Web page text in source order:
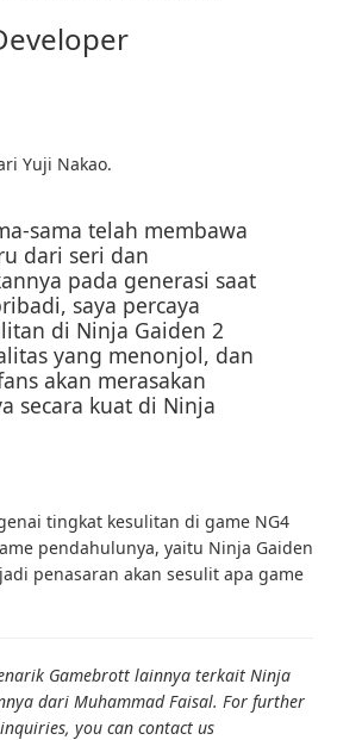
Yuji Nakao.
sama telah membawa
dari seri dan
pada generasi saat
saya percaya
di Ninja Gaiden 2
yang menonjol, dan
akan merasakan
secara kuat di Ninja
tingkat kesulitan di game NG4
pendahulunya, yaitu Ninja Gaiden
penasaran akan sesulit apa game
Gamebrott lainnya terkait Ninja
dari Muhammad Faisal. For further
you can contact us